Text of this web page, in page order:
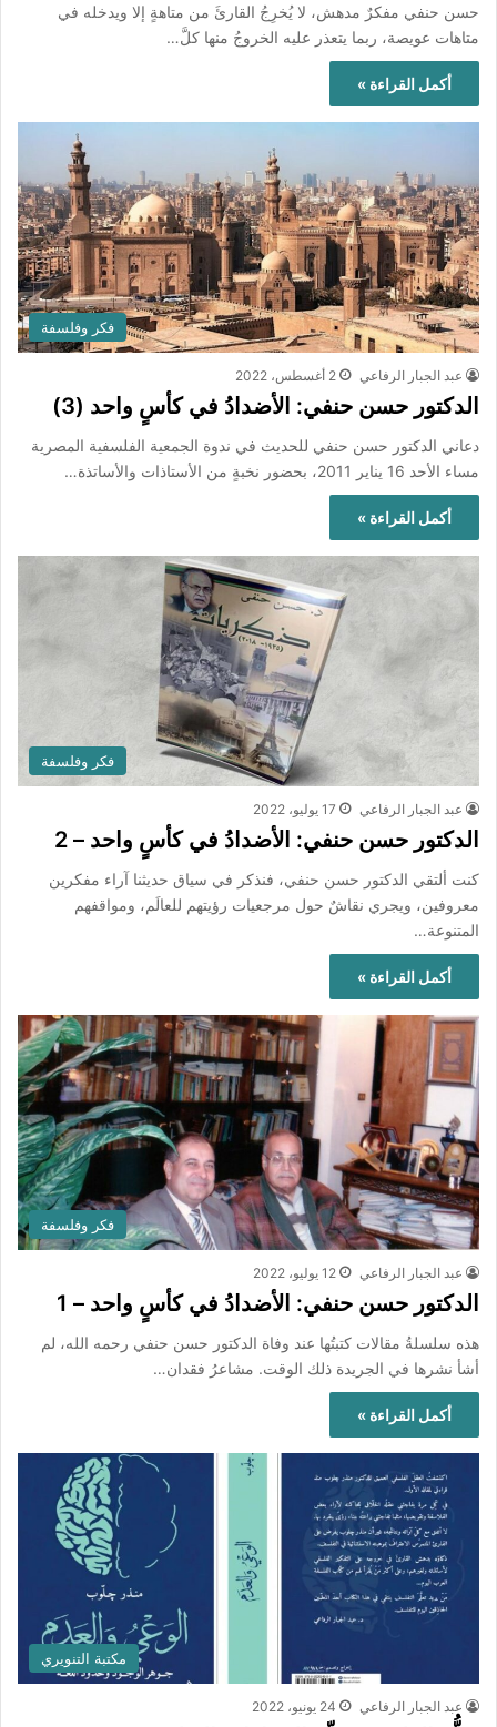
حسن حنفي ‏مفكرٌ مدهش، لا يُخرِجُ القارئَ من متاهةٍ إلا ويدخله ‏في
متاهات عويصة، ربما يتعذر عليه الخروجُ منها كلَّ…
أكمل القراءة »
فكر وفلسفة
عبد الجبار الرفاعي 2 أغسطس، 2022
الدكتور حسن حنفي: الأضدادُ في كأسٍ واحد (3)
دعاني الدكتور حسن حنفي للحديث في ندوة الجمعية الفلسفية المصرية
مساء الأحد 16 يناير 2011، بحضور نخبةٍ من الأستاذات والأساتذة…
أكمل القراءة »
فكر وفلسفة
عبد الجبار الرفاعي 17 يوليو، 2022
الدكتور حسن حنفي: الأضدادُ في كأسٍ واحد – 2
كنت ألتقي الدكتور حسن حنفي، فنذكر في سياق حديثنا آراء مفكرين
معروفين، ويجري نقاشٌ حول مرجعيات رؤيتهم للعالَم، ومواقفهم
المتنوعة…
أكمل القراءة »
فكر وفلسفة
عبد الجبار الرفاعي 12 يوليو، 2022
الدكتور حسن حنفي: الأضدادُ في كأسٍ واحد – 1
هذه سلسلةُ مقالات كتبتُها عند وفاة الدكتور حسن حنفي رحمه الله، لم
أشأ نشرها في الجريدة ذلك الوقت. مشاعرُ فقدان…
أكمل القراءة »
مكتبة التنويري
عبد الجبار الرفاعي 24 يونيو، 2022